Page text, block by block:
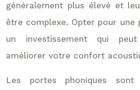
généralement plus élevé et
être complexe. Opter pour une
un investissement qui peut
améliorer votre confort
Les portes phoniques sont